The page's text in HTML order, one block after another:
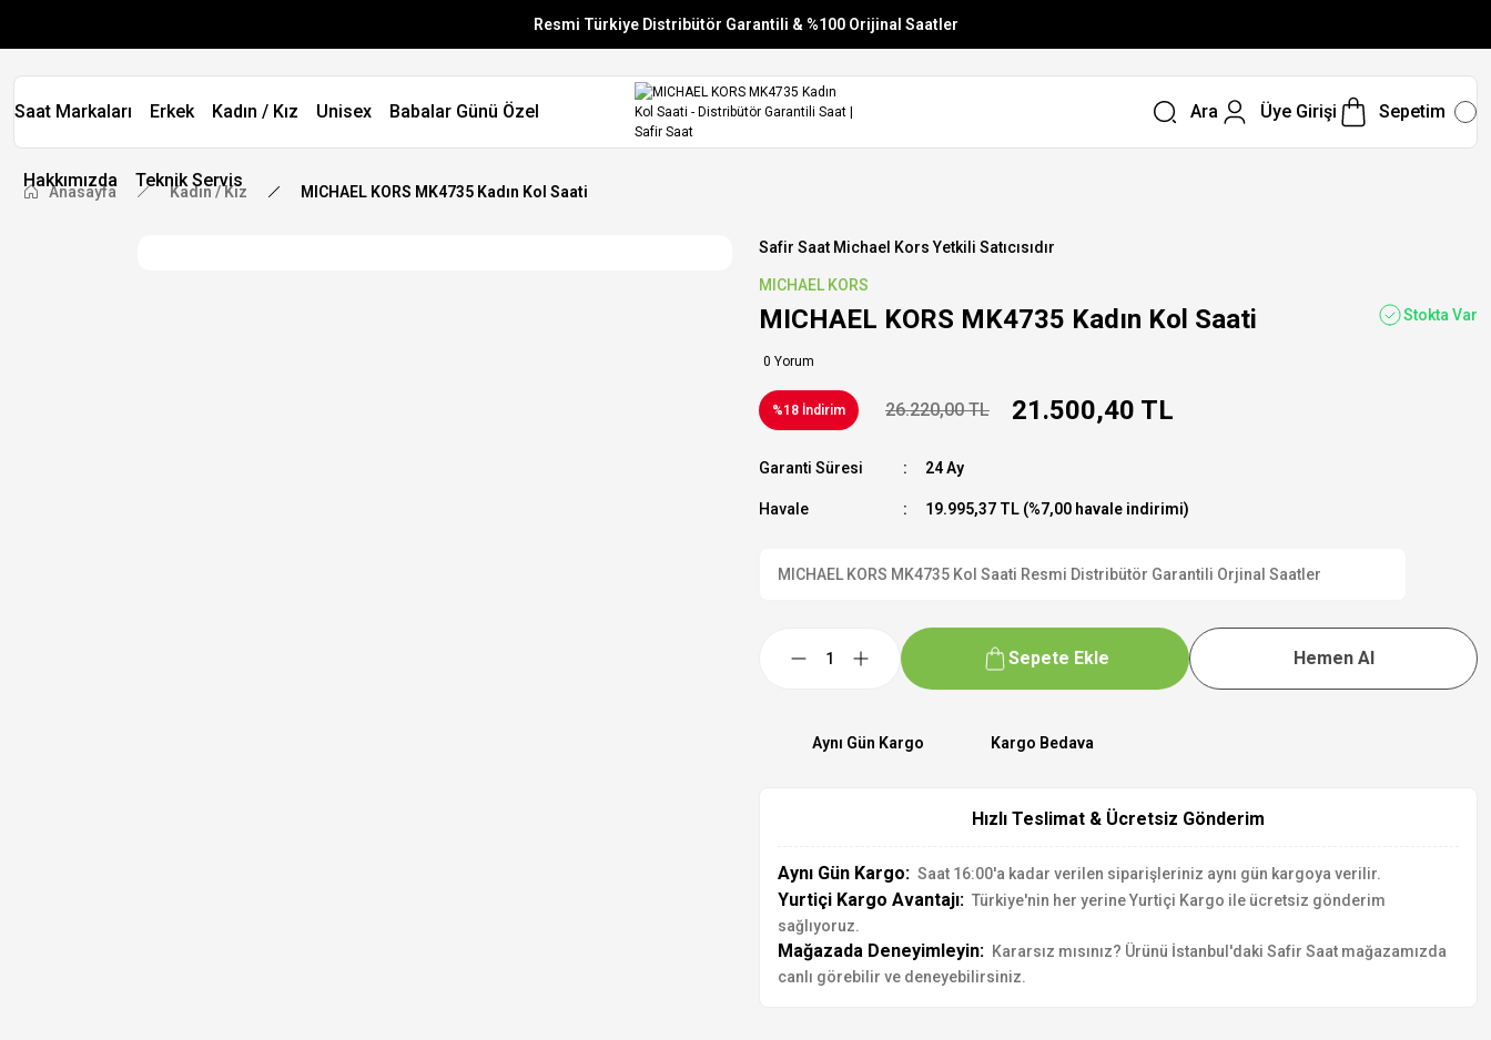
Resmi Türkiye Distribütör Garantili & %100 Orijinal Saatler
Vade Farksız 6 Taksit
Aynı Gün Stoktan Gönderim
Saat Markaları Erkek Kadın / Kız Unisex Babalar Günü Özel
Hakkımızda Teknik Servis
Ara Üye Girişi Sepetim
Anasayfa Kadın / Kız MICHAEL KORS MK4735 Kadın Kol Saati
Safir Saat Michael Kors Yetkili Satıcısıdır
MICHAEL KORS
MICHAEL KORS MK4735 Kadın Kol Saati
0 Yorum
Stokta Var
%18 İndirim 26.220,00 TL 21.500,40 TL
Garanti Süresi 24 Ay
Havale 19.995,37 TL (%7,00 havale indirimi)
MICHAEL KORS MK4735 Kol Saati Resmi Distribütör Garantili Orjinal Saatler
Sepete Ekle Hemen Al
Aynı Gün Kargo Kargo Bedava
Hızlı Teslimat & Ücretsiz Gönderim
Aynı Gün Kargo: Saat 16:00'a kadar verilen siparişleriniz aynı gün kargoya verilir.
Yurtiçi Kargo Avantajı: Türkiye'nin her yerine Yurtiçi Kargo ile ücretsiz gönderim
sağlıyoruz.
Mağazada Deneyimleyin: Kararsız mısınız? Ürünü İstanbul'daki Safir Saat mağazamızda
canlı görebilir ve deneyebilirsiniz.